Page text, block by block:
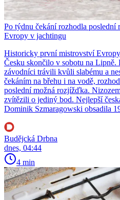
Po týdnu čekání rozhodla
Evropy v jachtingu
Historicky první mistrovství
Česku skončilo v sobotu na Lipně.
závodníci trávili kvůli slabému a
čekáním na břehu i na vodě,
poslední možná rozjížďka.
zvítězili o jediný bod. Nejlepší
Dominik Szmaragowski obsadila
Budějcká Drbna
dnes, 04:44
4 min